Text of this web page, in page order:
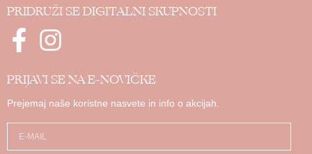
PRIDRUŽI SE DIGITALNI SKUPNOSTI
PRIJAVI SE NA E-NOVIČKE
Prejemaj naše koristne nasvete in info o akcijah.